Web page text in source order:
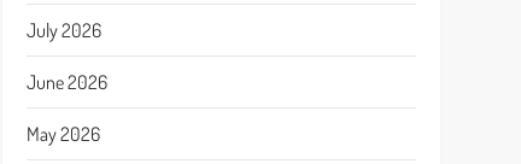
July 2026
June 2026
May 2026